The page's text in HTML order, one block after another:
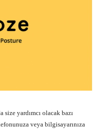
size yardımcı olacak bazı
veya bilgisayarınıza